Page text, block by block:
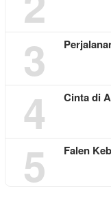
3
4 Cinta di
5 Falen